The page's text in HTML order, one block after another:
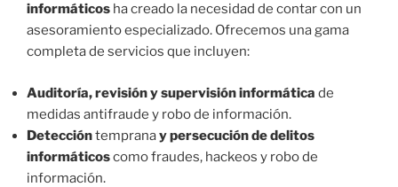
informáticos ha creado la necesidad de contar con un
asesoramiento especializado. Ofrecemos una gama
completa de servicios que incluyen:
Auditoría, revisión y supervisióninformática de
medidas antifraude y robo de información.
Deteccióntempranay persecución de delitos
informáticoscomo fraudes, hackeos y robo de
información.